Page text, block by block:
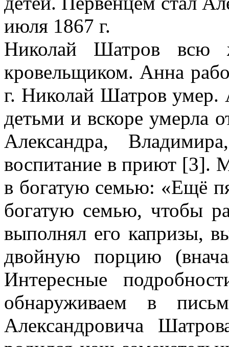
июля 1867 г.
Николай Шатров всю
кровельщиком. Анна
г. Николай Шатров умер.
детьми и вскоре умерла
Александра,
воспитание в приют [3].
в богатую семью: «Ещё
богатую семью, чтобы
выполнял его капризы,
двойную порцию
Интересные
обнаруживаем в
Александровича